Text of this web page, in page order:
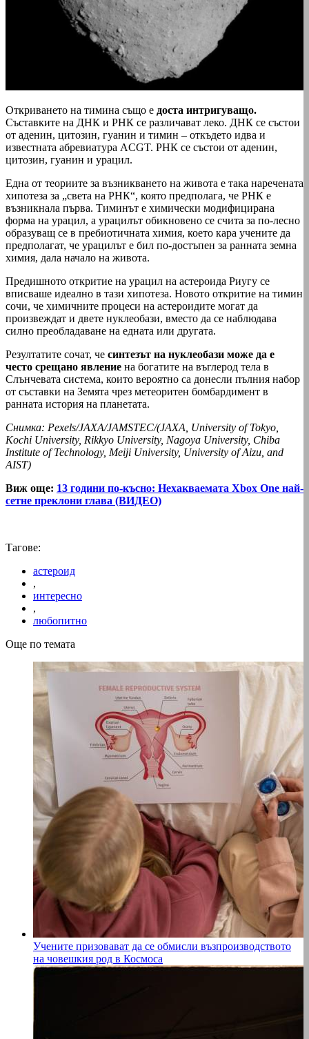
Откриването на тимина също е доста интригуващо.
Съставките на ДНК и РНК се различават леко. ДНК се състои
от аденин, цитозин, гуанин и тимин – откъдето идва и
известната абревиатура ACGT. РНК се състои от аденин,
цитозин, гуанин и урацил.
Една от теориите за възникването на живота е така наречената
хипотеза за „света на РНК“, която предполага, че РНК е
възникнала първа. Тиминът е химически модифицирана
форма на урацил, а урацилът обикновено се счита за по-лесно
образуващ се в пребиотичната химия, което кара учените да
предполагат, че урацилът е бил по-достъпен за ранната земна
химия, дала начало на живота.
Предишното откритие на урацил на астероида Риугу се
вписваше идеално в тази хипотеза. Новото откритие на тимин
сочи, че химичните процеси на астероидите могат да
произвеждат и двете нуклеобази, вместо да се наблюдава
силно преобладаване на едната или другата.
Резултатите сочат, че синтезът на нуклеобази може да е
често срещано явление на богатите на въглерод тела в
Слънчевата система, които вероятно са донесли пълния набор
от съставки на Земята чрез метеоритен бомбардимент в
ранната история на планетата.
Снимка: Pexels/JAXA/JAMSTEC/(JAXA, University of Tokyo,
Kochi University, Rikkyo University, Nagoya University, Chiba
Institute of Technology, Meiji University, University of Aizu, and
AIST)
Виж още: 13 години по-късно: Нехакваемата Xbox One най-
сетне преклони глава (ВИДЕО)
Тагове:
астероид
,
интересно
,
любопитно
Още по темата
Учените призовават да се обмисли възпроизводството
на човешкия род в Космоса